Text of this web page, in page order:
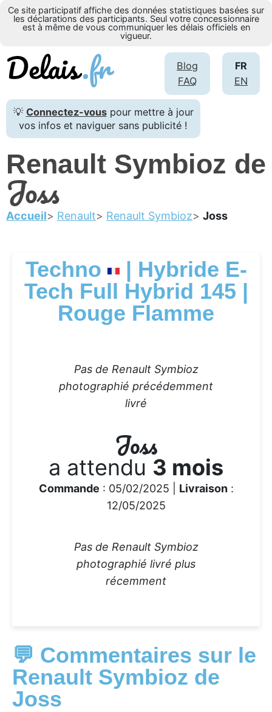
Ce site participatif affiche des données statistiques basées sur
les déclarations des participants. Seul votre concessionnaire
est à même de vous communiquer les délais officiels en
vigueur.
FR
EN
Blog
FAQ
💡 Connectez-vouspour mettre à jour
vos infos et naviguer sans publicité !
Renault Symbioz de
Joss
Accueil Renault Renault Symbioz Joss
Techno
| Hybride E-
Tech Full Hybrid 145 |
Rouge Flamme
Pas de Renault Symbioz
photographié précédemment
livré
Joss
a attendu 3 mois
Commande : 05/02/2025 | Livraison:
12/05/2025
Pas de Renault Symbioz
photographié livré plus
récemment
💬 Commentaires sur le
Renault Symbioz de
Joss